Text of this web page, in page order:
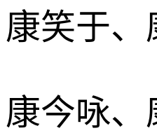
康笑于
康今咏